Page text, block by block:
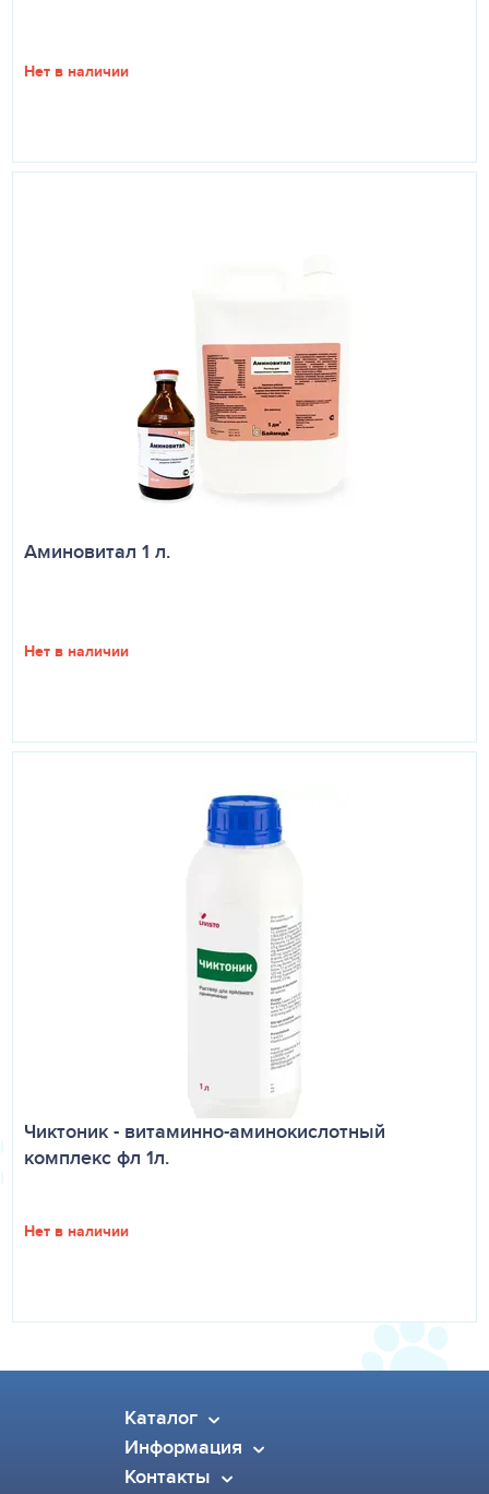
Нет в наличии
Аминовитал 1 л.
Нет в наличии
Чиктоник - витаминно-аминокислотный
комплекс фл 1л.
Нет в наличии
Каталог
Информация
Контакты